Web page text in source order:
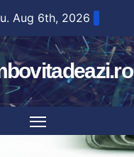
Aug 6th, 2026